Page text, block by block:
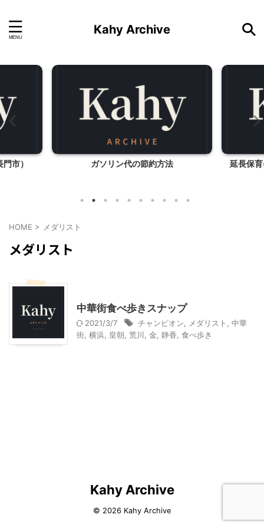
Kahy Archive
市） ガソリン代の節約方法 延長保
HOME > メダリスト
メダリスト
中華街食べ歩きスナップ
2021/3/7 チャンピオン メダリスト
中華
街 横浜 皇朝 荒川 金 静香 食べ歩き
Kahy Archive
© 2026 Kahy Archive